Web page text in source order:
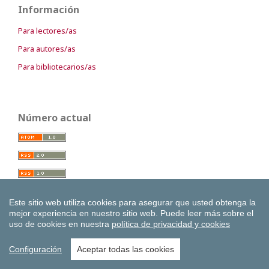
Información
Para lectores/as
Para autores/as
Para bibliotecarios/as
Número actual
Este sitio web utiliza cookies para asegurar que usted obtenga la
mejor experiencia en nuestro sitio web. Puede leer más sobre el
uso de cookies en nuestra política de privacidad y cookies
Configuración Aceptar todas las cookies